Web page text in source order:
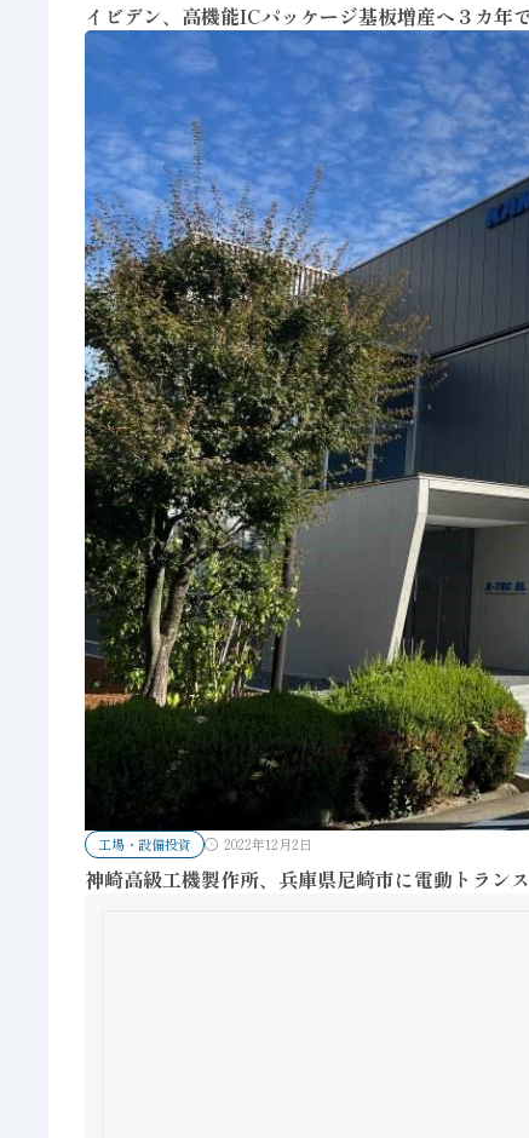
イビデン、高機能ICパッケージ基板増産へ３カ
工場・設備投資 2022年12月2日
神崎高級工機製作所、兵庫県尼崎市に電動トラン